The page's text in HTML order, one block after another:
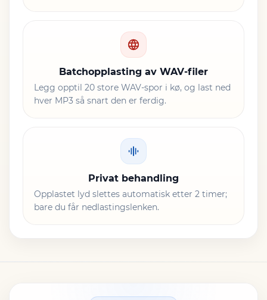
Batchopplasting av WAV-filer
Legg opptil 20 store WAV-spor i kø, og last ned
hver MP3 så snart den er ferdig.
Privat behandling
Opplastet lyd slettes automatisk etter 2 timer;
bare du får nedlastingslenken.